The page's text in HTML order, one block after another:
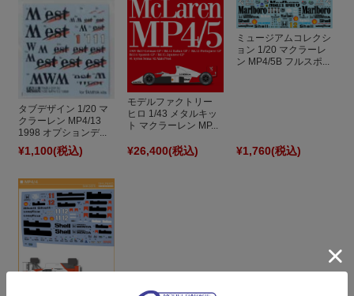
タブデザイン 1/20 マ
クラーレン MP4/13
1998 オプションデ...
¥1,100(税込)
モデルファクトリー
ヒロ 1/43 メタルキッ
ト マクラーレン MP...
¥26,400(税込)
ミュージアムコレクシ
ョン 1/20 マクラーレ
ン MP4/5B フルスポ...
¥1,760(税込)